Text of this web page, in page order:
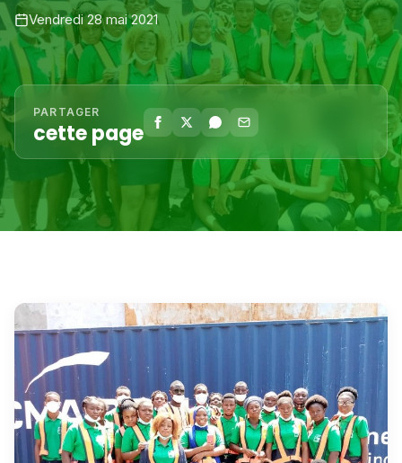
Vendredi 28 mai 2021
PARTAGER
cette page